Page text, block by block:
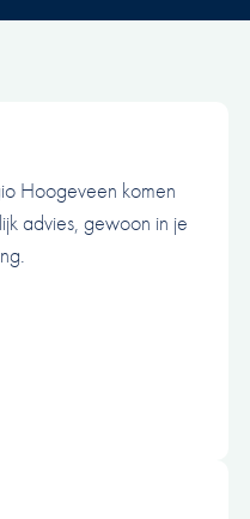
Hoogeveen komen
advies, gewoon in je